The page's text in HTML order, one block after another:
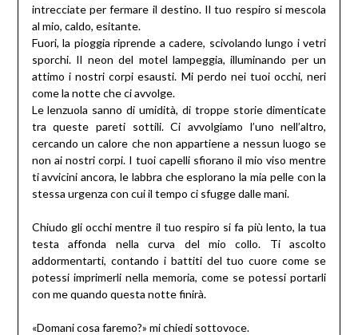
intrecciate per fermare il destino. Il tuo respiro si mescola
al mio, caldo, esitante.
Fuori, la pioggia riprende a cadere, scivolando lungo i vetri
sporchi. Il neon del motel lampeggia, illuminando per un
attimo i nostri corpi esausti. Mi perdo nei tuoi occhi, neri
come la notte che ci avvolge.
Le lenzuola sanno di umidità, di troppe storie dimenticate
tra queste pareti sottili. Ci avvolgiamo l’uno nell’altro,
cercando un calore che non appartiene a nessun luogo se
non ai nostri corpi. I tuoi capelli sfiorano il mio viso mentre
ti avvicini ancora, le labbra che esplorano la mia pelle con la
stessa urgenza con cui il tempo ci sfugge dalle mani.
Chiudo gli occhi mentre il tuo respiro si fa più lento, la tua
testa affonda nella curva del mio collo. Ti ascolto
addormentarti, contando i battiti del tuo cuore come se
potessi imprimerli nella memoria, come se potessi portarli
con me quando questa notte finirà.
«Domani cosa faremo?» mi chiedi sottovoce.